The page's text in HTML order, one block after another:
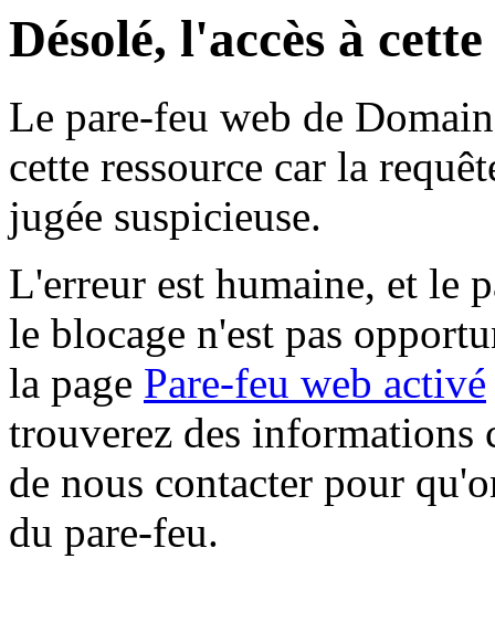
Désolé, l'accès à
Le pare-feu web de
cette ressource car la
jugée suspicieuse.
L'erreur est humaine, et le
le blocage n'est pas
la page Pare-feu web activé
trouverez des informations
de nous contacter pour
du pare-feu.